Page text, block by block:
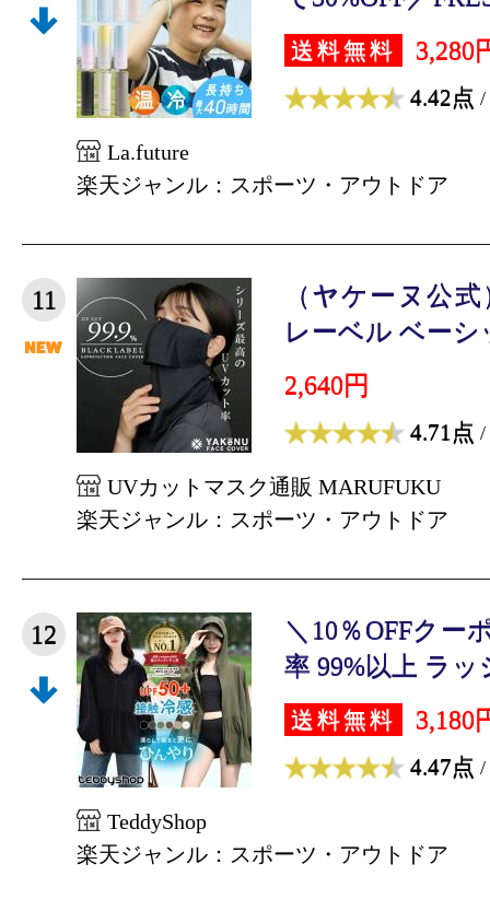
送料無料 3,280
4.42点 /
La.future
楽天ジャンル：スポーツ・アウトドア
11
（ヤケーヌ公
レーベル ベーシ
2,640円
4.71点 /
UVカットマスク通販 MARUFUKU
楽天ジャンル：スポーツ・アウトドア
12
＼10％OFFクー
率 99%以上 ラッ
送料無料 3,180
4.47点 /
TeddyShop
楽天ジャンル：スポーツ・アウトドア